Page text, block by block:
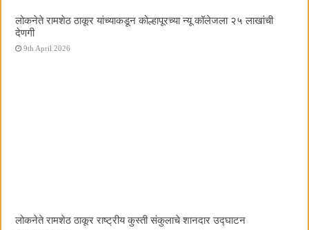
लोकनेते रामशेठ ठाकूर यांच्याकडून कोल्हापूरच्या न्यू कॉलेजला २५ लाखांची
देणगी
9th April 2026
लोकनेते रामशेठ ठाकूर राष्ट्रीय कुस्ती संकुलाचे शानदार उद्घाटन